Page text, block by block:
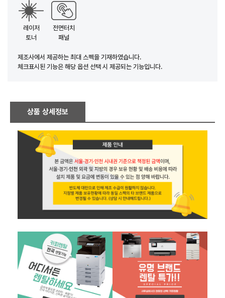
레이저
토너
전면터치
패널
제조사에서 제공하는 최대 스펙을 기재하였습니다.
체크표시된 기능은 해당 옵션 선택 시 제공되는 기능입니다.
상품 상세정보